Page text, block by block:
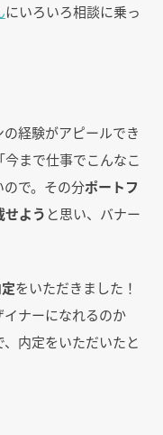
にいろいろ相談に乗っ
経験がアピールでき
まで仕事でこんなこ
で。その分ポートフ
せよう と思い、バナー
をいただきました！
イナーになれるのか
内定をいただいたと